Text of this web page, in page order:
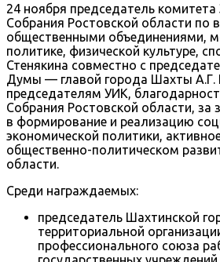
24 ноября председатель
Собрания Ростовской области по
общественными объединениями,
политике, физической культуре,
Стенякина совместно с
Думы — главой города Шахты А.Г.
председателям УИК,
Собрания Ростовской области, за
в формирование и реализацию
экономической политики,
общественно-политическом
области.
Среди награждаемых:
председатель Шахтинской
территориальной
профессионального союза